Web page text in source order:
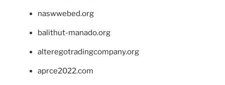
naswwebed.org
balithut-manado.org
alteregotradingcompany.org
aprce2022.com